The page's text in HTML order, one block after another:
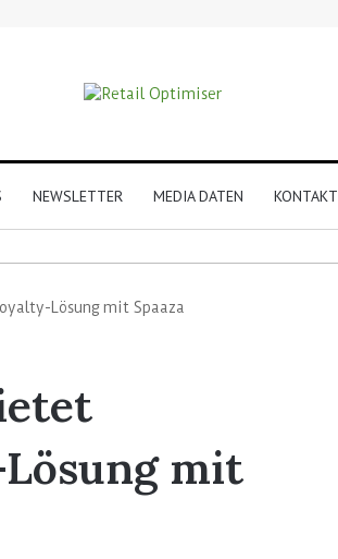
NEWSLETTER MEDIA DATEN KONTAKT
Lösung mit Spaaza
mit